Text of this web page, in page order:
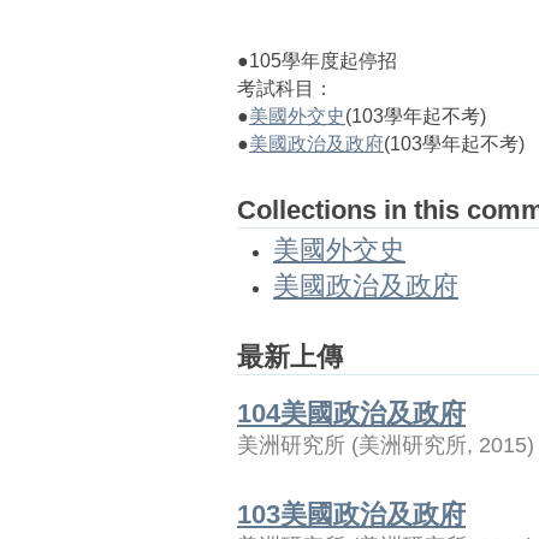
●105學年度起停招
考試科目：
●美國外交史(103學年起不考)
●美國政治及政府(103學年起不考)
Collections in this
美國外交史
美國政治及政府
最新上傳
104美國政治及政府
美洲研究所 (美洲研究所, 2015)
103美國政治及政府